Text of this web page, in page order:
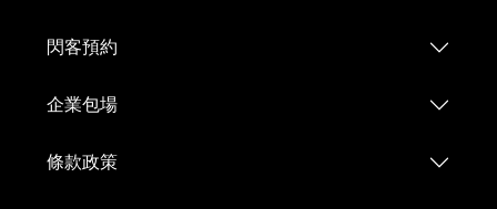
閃客預約
企業包場
條款政策